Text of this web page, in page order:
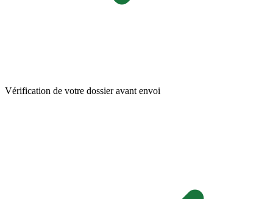
Vérification de votre dossier avant envoi